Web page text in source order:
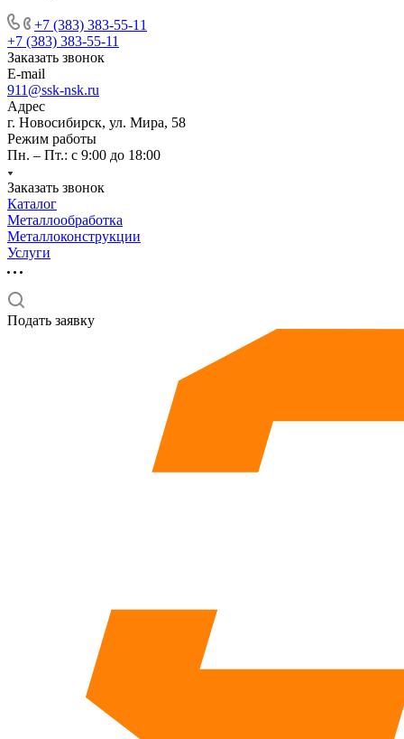
+7 (383) 383-55-11
+7 (383) 383-55-11
Заказать звонок
E-mail
911@ssk-nsk.ru
Адрес
г. Новосибирск, ул. Мира, 58
Режим работы
Пн. – Пт.: с 9:00 до 18:00
Заказать звонок
Каталог
Металлообработка
Металлоконструкции
Услуги
Подать заявку